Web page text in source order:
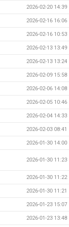
2026-02-20 14:39
2026-02-16 16:06
2026-02-16 10:53
2026-02-13 13:49
2026-02-13 13:24
2026-02-09 15:58
2026-02-06 14:08
2026-02-05 10:46
2026-02-04 14:33
2026-02-03 08:41
2026-01-30 14:00
2026-01-30 11:23
2026-01-30 11:22
2026-01-30 11:21
2026-01-23 15:07
2026-01-23 13:48